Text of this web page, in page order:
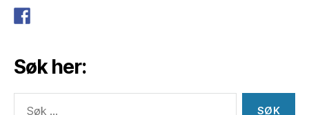
Søk her: